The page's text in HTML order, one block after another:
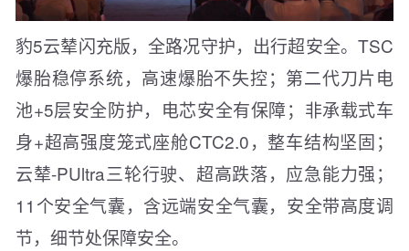
豹5云辇闪充版，全路况守护，出行超安全。TSC
爆胎稳停系统，高速爆胎不失控；第二代刀片电
池+5层安全防护，电芯安全有保障；非承载式车
身+超高强度笼式座舱CTC2.0，整车结构坚固；
云辇-PUltra三轮行驶、超高跌落，应急能力强；
11个安全气囊，含远端安全气囊，安全带高度调
节，细节处保障安全。